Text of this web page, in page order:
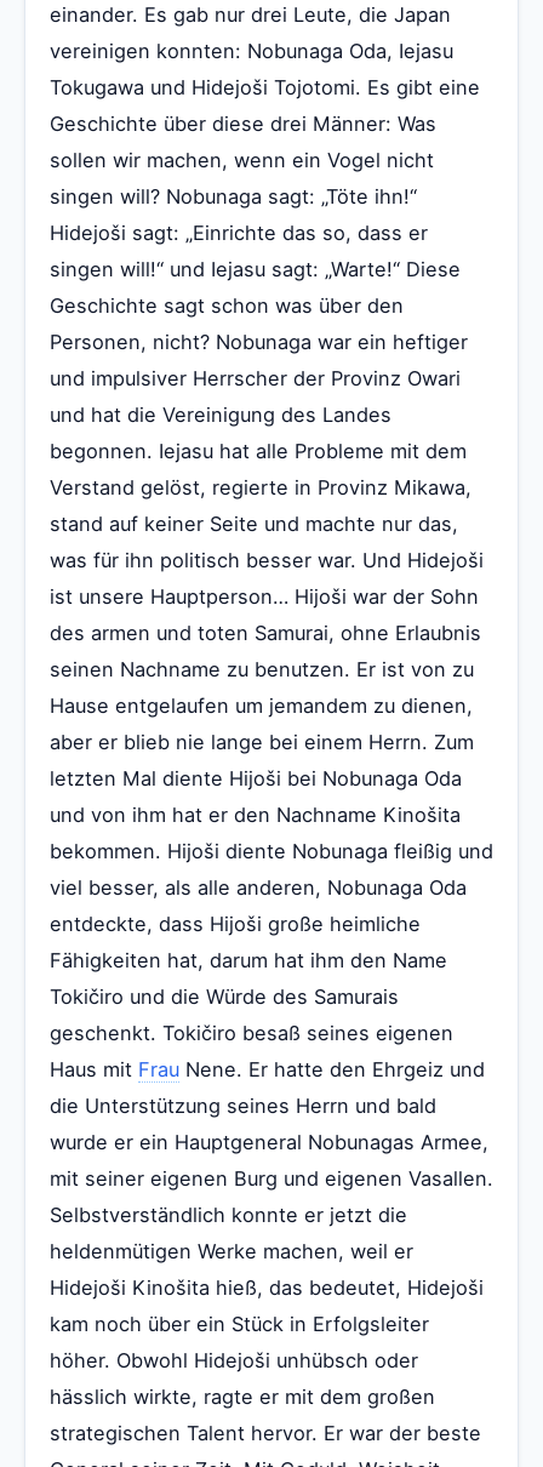
einander. Es gab nur drei Leute, die Japan
vereinigen konnten: Nobunaga Oda, Iejasu
Tokugawa und Hidejoši Tojotomi. Es gibt eine
Geschichte über diese drei Männer: Was
sollen wir machen, wenn ein Vogel nicht
singen will? Nobunaga sagt: „Töte ihn!“
Hidejoši sagt: „Einrichte das so, dass er
singen will!“ und Iejasu sagt: „Warte!“ Diese
Geschichte sagt schon was über den
Personen, nicht? Nobunaga war ein heftiger
und impulsiver Herrscher der Provinz Owari
und hat die Vereinigung des Landes
begonnen. Iejasu hat alle Probleme mit dem
Verstand gelöst, regierte in Provinz Mikawa,
stand auf keiner Seite und machte nur das,
was für ihn politisch besser war. Und Hidejoši
ist unsere Hauptperson… Hijoši war der Sohn
des armen und toten Samurai, ohne Erlaubnis
seinen Nachname zu benutzen. Er ist von zu
Hause entgelaufen um jemandem zu dienen,
aber er blieb nie lange bei einem Herrn. Zum
letzten Mal diente Hijoši bei Nobunaga Oda
und von ihm hat er den Nachname Kinošita
bekommen. Hijoši diente Nobunaga fleißig und
viel besser, als alle anderen, Nobunaga Oda
entdeckte, dass Hijoši große heimliche
Fähigkeiten hat, darum hat ihm den Name
Tokičiro und die Würde des Samurais
geschenkt. Tokičiro besaß seines eigenen
Haus mit Frau Nene. Er hatte den Ehrgeiz und
die Unterstützung seines Herrn und bald
wurde er ein Hauptgeneral Nobunagas Armee,
mit seiner eigenen Burg und eigenen Vasallen.
Selbstverständlich konnte er jetzt die
heldenmütigen Werke machen, weil er
Hidejoši Kinošita hieß, das bedeutet, Hidejoši
kam noch über ein Stück in Erfolgsleiter
höher. Obwohl Hidejoši unhübsch oder
hässlich wirkte, ragte er mit dem großen
strategischen Talent hervor. Er war der beste